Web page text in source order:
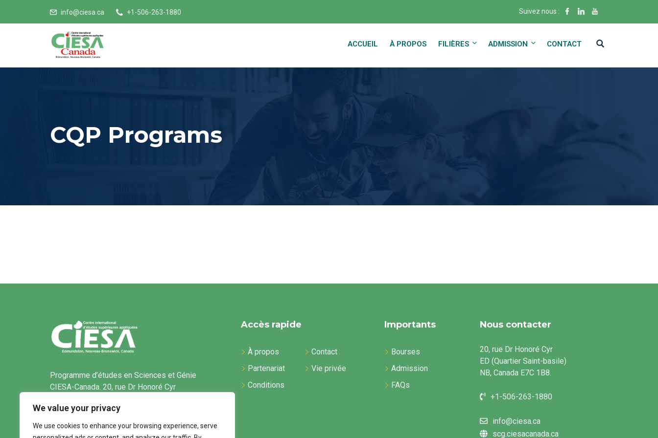
We value your privacy
We use cookies to enhance your browsing experience, serve
info@ciesa.ca +1-506-263-1880 Suivez nous :
ACCUEIL À PROPOS FILIÈRES ADMISSION CONTACT
CQP Programs
Programme d’études en Sciences et Génie
CIESA-Canada. 20, rue Dr Honoré Cyr
Nouveau-Brunswick, Canada E7C 1B8
Accès rapide
À propos
Contact
Partenariat
Vie privée
Conditions
Importants
Bourses
Admission
FAQs
Nous contacter
20, rue Dr Honoré Cyr
ED (Quartier Saint-basile)
NB, Canada E7C 1B8.
+1-506-263-1880
info@ciesa.ca
scg.ciesacanada.ca